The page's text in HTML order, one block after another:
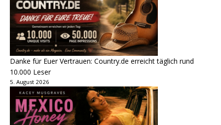
Danke für Euer Vertrauen: Country.de erreicht täglich rund
10.000 Leser
5. August 2026